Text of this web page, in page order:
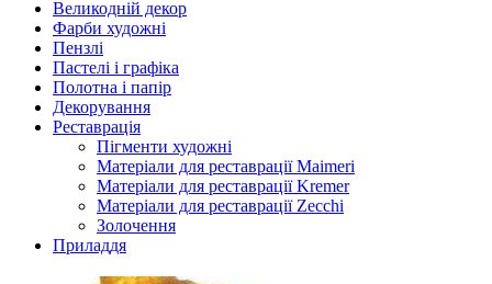
Великодній декор
Фарби художні
Пензлі
Пастелі і графіка
Полотна і папір
Декорування
Реставрація
Пігменти художні
Матеріали для реставрації Maimeri
Матеріали для реставрації Kremer
Матеріали для реставрації Zecchi
Золочення
Приладдя